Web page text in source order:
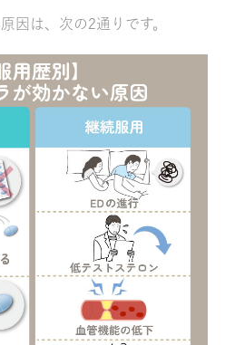
因は、次の2通りです。